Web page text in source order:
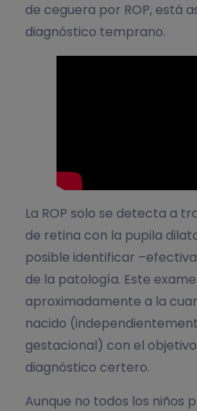
de ceguera por ROP, está
diagnóstico temprano.
La ROP solo se detecta a
de retina con la pupila
posible identificar
de la patología. Este
aproximadamente a la
nacido
gestacional) con el
diagnóstico certero.
Aunque no todos los niños